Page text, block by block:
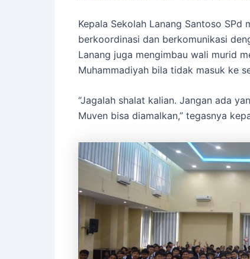
Kepala Sekolah Lanang Santoso
berkoordinasi dan berkomunikasi
Lanang juga mengimbau wali murid
Muhammadiyah bila tidak masuk ke
“Jagalah shalat kalian. Jangan ada
Muven bisa diamalkan,” tegasnya